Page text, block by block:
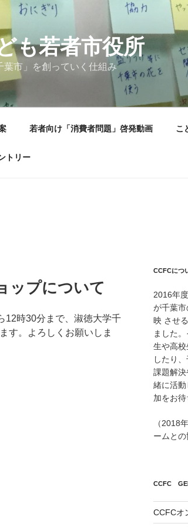
も若者市役所
葉市」を創っていく仕組み
若者向け「消費者問題」啓発動画 こ
トリー
ップについて
12時30分まで、淑徳大学千
す。よろしくお願いしま
CCFCにつ
2016年
が千葉
映 させ
ました
生や高
したり
課題解
緒に活
加をお待
（2018
ームとの
CCFC
CCFCオ